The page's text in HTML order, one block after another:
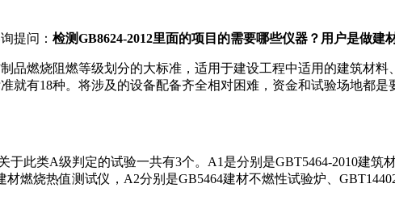
提问： 检测GB8624-2012里面的项目的需要哪些仪器？用户是做建
品燃烧阻燃等级划分的大标准，适用于建设工程中适用的建筑材
就有18种。将涉及的设备配备齐全相对困难，资金和试验场地都
于此类A级判定的试验一共有3个。A1是分别是GBT5464-2010建筑
燃烧热值测试仪，A2分别是GB5464建材不燃性试验炉、